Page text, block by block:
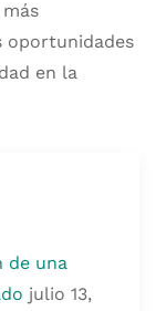
oportunidades
en la
de una
julio 13,